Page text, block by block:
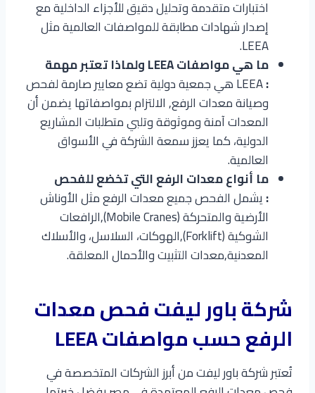
اختبارات متقدمة وتحليل دقيق للأجزاء الداخلية مع
إصدار شهادات مطابقة للمواصفات العالمية مثل
LEEA.
ما هي مواصفات LEEA ولماذا تعتبر مهمة
:
LEEA هي جمعية دولية تضع معايير صارمة لفحص
وصيانة معدات الرفع, الالتزام بمواصفاتها يضمن أن
المعدات آمنة وموثوقة وتلبي متطلبات المشاريع
الدولية، كما يعزز سمعة الشركة في الأسواق
العالمية.
ما أنواع معدات الرفع التي تخضع للفحص
:يشمل الفحص جميع معدات الرفع مثل الأوناش
الأرضية والمتحركة (Mobile Cranes),الرافعات
الشوكية (Forklift),الهوكات، السلاسل، والأسلاك
المعدنية,معدات التثبيت والأحمال المعلقة.
شركة باور ليفت فحص معدات
الرفع حسب مواصفات LEEA
تُعتبر شركة باور ليفت من أبرز الشركات المتخصصة في